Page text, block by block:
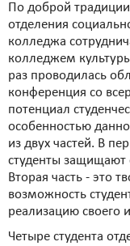
По доброй
отделения
колледжа
колледжем
раз проводилась
конференция со
потенциал
особенностью
из двух частей. В
студенты защищают
Вторая часть - это
возможность
реализацию своего
Четыре студента